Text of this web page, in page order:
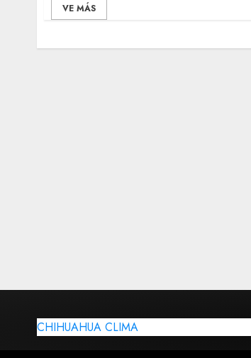
VE MÁS
CHIHUAHUA CLIMA